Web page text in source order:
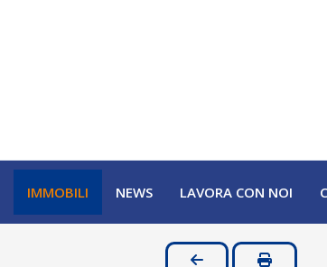
IMMOBILI NEWS LAVORA CON NOI